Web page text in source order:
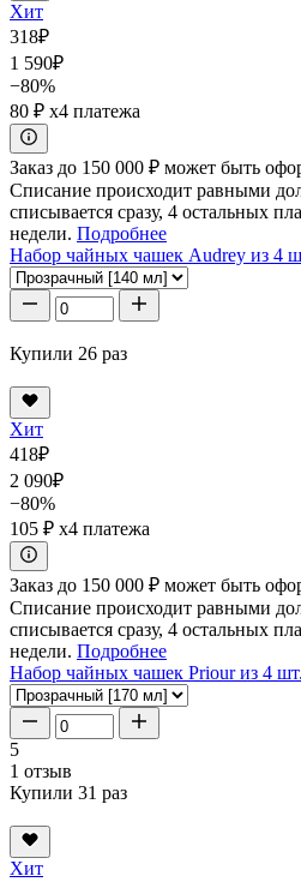
Хит
318₽
1 590₽
−80%
80 ₽ x4 платежа
Заказ до 150 000 ₽ может быть
Списание происходит равными
списывается сразу, 4 остальных
недели. Подробнее
Набор чайных чашек Audrey из 4
Купили 26 раз
Хит
418₽
2 090₽
−80%
105 ₽ x4 платежа
Заказ до 150 000 ₽ может быть
Списание происходит равными
списывается сразу, 4 остальных
недели. Подробнее
Набор чайных чашек Priour из 4
5
1 отзыв
Купили 31 раз
Хит